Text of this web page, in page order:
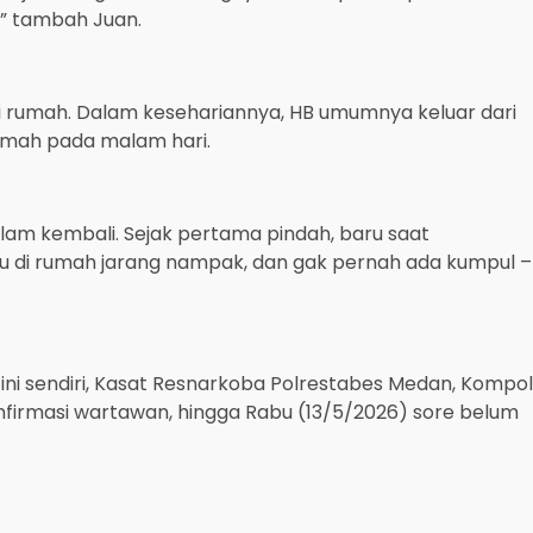
tambah Juan.
Dalam kesehariannya, HB umumnya keluar dari
pada malam hari.
kembali. Sejak pertama pindah, baru saat
di rumah jarang nampak, dan gak pernah ada kumpul –
sendiri, Kasat Resnarkoba Polrestabes Medan, Kompol
wartawan, hingga Rabu (13/5/2026) sore belum